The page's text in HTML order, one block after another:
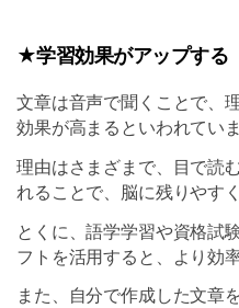
★学習効果がアップする
文章は音声で聞くことで、
効果が高まるといわれていま
理由はさまざまで、目で読
れることで、脳に残りやす
とくに、語学学習や資格試
フトを活用すると、より効
また、自分で作成した文章